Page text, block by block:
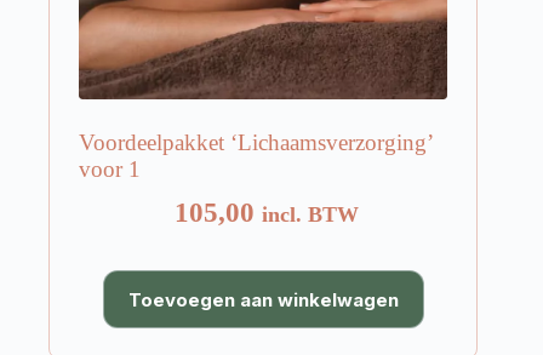
Voordeelpakket ‘Lichaamsverzorging’
voor 1
105,00 incl. BTW
Toevoegen aan winkelwagen